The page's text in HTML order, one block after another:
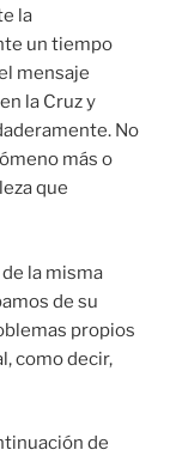
la
un tiempo
mensaje
la Cruz y
No
más o
que
la misma
de su
propios
como decir,
de